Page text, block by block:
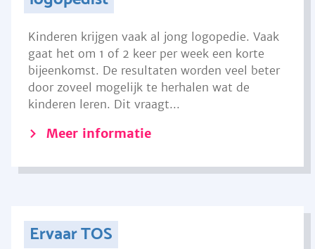
Kinderen krijgen vaak al jong logopedie. Vaak
gaat het om 1 of 2 keer per week een korte
bijeenkomst. De resultaten worden veel beter
door zoveel mogelijk te herhalen wat de
kinderen leren. Dit vraagt...
Meer informatie
Ervaar TOS